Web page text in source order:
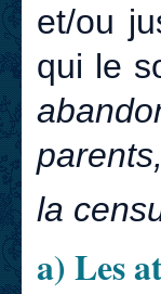
et/ou
qui le
la
a) Les